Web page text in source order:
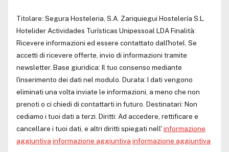
Titolare: Segura Hosteleria, S.A. Zariquiegui Hostelería S.L.
Hotelider Actividades Turísticas Unipessoal LDAFinalità:
Ricevere informazioni ed essere contattato dall'hotel. Se
accetti di ricevere offerte, invio di informazioni tramite
newsletter. Base giuridica: Il tuo consenso mediante
l'inserimento dei dati nel modulo. Durata: I dati vengono
eliminati una volta inviate le informazioni, a meno che non
prenoti o ci chiedi di contattarti in futuro. Destinatari: Non
cediamo i tuoi dati a terzi. Diritti: Ad accedere, rettificare e
cancellare i tuoi dati, e altri diritti spiegati nell'informazione
aggiuntiva informazione aggiuntiva informazione aggiuntiva